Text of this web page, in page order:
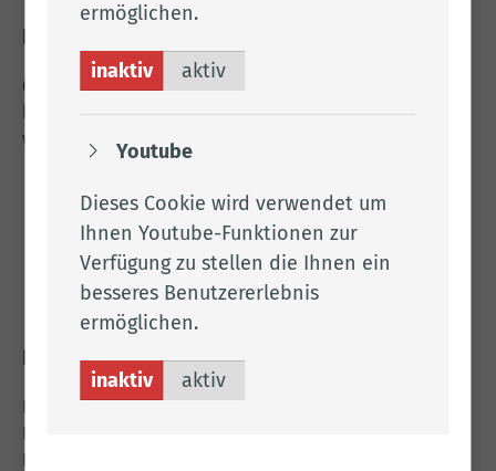
04471 15 0
kreishaus@lkclp.de
www.lkclp.de
Adresse
Landkreis Cloppenburg
Eschstr. 29
49661 Cloppenburg
Rechtliches
Impressum
Datenschutz
Barrierefreiheit
ermöglichen.
inaktiv aktiv
Youtube
Dieses Cookie wird verwendet um
Ihnen Youtube-Funktionen zur
Verfügung zu stellen die Ihnen ein
besseres Benutzererlebnis
ermöglichen.
inaktiv aktiv